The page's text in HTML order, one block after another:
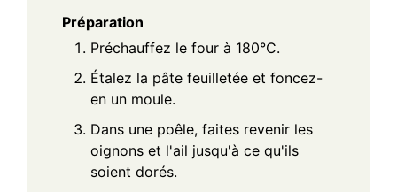
Préparation
Préchauffez le four à 180°C.
Étalez la pâte feuilletée et foncez-
en un moule.
Dans une poêle, faites revenir les
oignons et l'ail jusqu'à ce qu'ils
soient dorés.